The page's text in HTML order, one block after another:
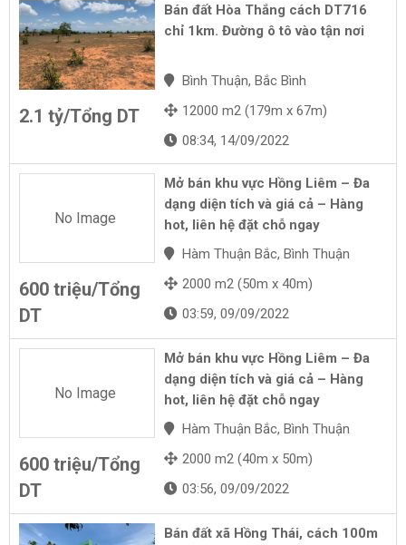
2.1 tỷ/Tổng DT
Bán đất Hòa Thắng cách DT716
chỉ 1km. Đường ô tô vào tận nơi
Bình Thuận, Bắc Bình
12000 m2 (179m x 67m)
08:34, 14/09/2022
No Image
600 triệu/Tổng
DT
Mở bán khu vực Hồng Liêm – Đa
dạng diện tích và giá cả – Hàng
hot, liên hệ đặt chỗ ngay
Hàm Thuận Bắc, Bình Thuận
2000 m2 (50m x 40m)
03:59, 09/09/2022
No Image
600 triệu/Tổng
DT
Mở bán khu vực Hồng Liêm – Đa
dạng diện tích và giá cả – Hàng
hot, liên hệ đặt chỗ ngay
Hàm Thuận Bắc, Bình Thuận
2000 m2 (40m x 50m)
03:56, 09/09/2022
Bán đất xã Hồng Thái, cách 100m